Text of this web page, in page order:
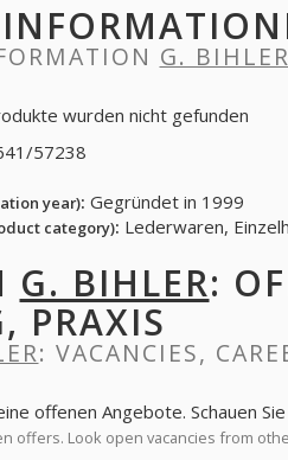
G. BIHLER
wurden nicht gefunden
57238
year): Gegründet in 1999
category): Lederwaren,
G. BIHLER:
PRAXIS
: VACANCIES,
offenen Angebote. Schauen
offers. Look open vacancies from